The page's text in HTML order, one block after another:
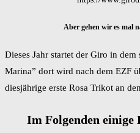
Aber gehen wir es mal
Dieses Jahr startet der Giro in dem
Marina” dort wird nach dem EZF
diesjährige erste Rosa Trikot an
Im Folgenden